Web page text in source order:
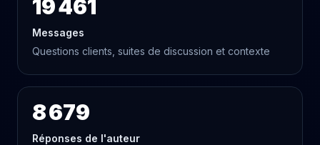
19 461
Messages
Questions clients, suites de discussion et contexte
8 679
Réponses de l'auteur